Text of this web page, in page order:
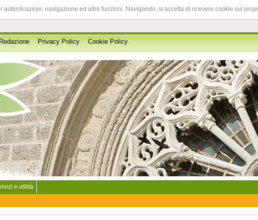
navigazione ed altre funzioni. Navigando, si accetta di ricevere cookie sul
Privacy Policy Cookie Policy
e utilità